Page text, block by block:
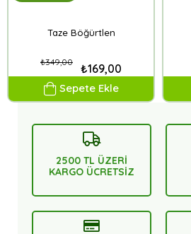
Taze Böğürtlen
₺169,00
₺349,00
Sepete Ekle
2500 TL ÜZERİ
KARGO ÜCRETSİZ